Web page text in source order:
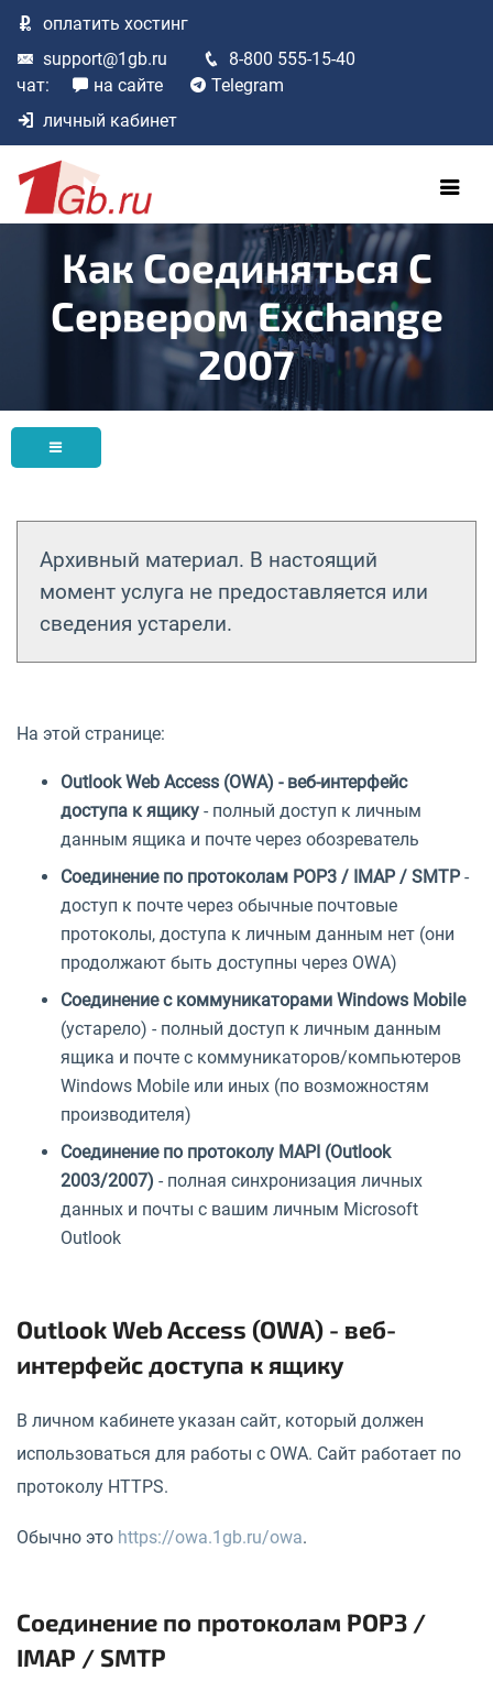
оплатить хостинг
support@1gb.ru
8-800 555-15-40
чат:
на сайте
Telegram
личный кабинет
Как Соединяться С
Сервером Exchange
2007
Архивный материал. В настоящий
момент услуга не предоставляется или
сведения устарели.
На этой странице:
Outlook Web Access (OWA) - веб-интерфейс
доступа к ящику - полный доступ к личным
данным ящика и почте через обозреватель
Соединение по протоколам POP3 / IMAP / SMTP-
доступ к почте через обычные почтовые
протоколы, доступа к личным данным нет (они
продолжают быть доступны через OWA)
Соединение с коммуникаторами Windows Mobile
(устарело) - полный доступ к личным данным
ящика и почте с коммуникаторов/компьютеров
Windows Mobile или иных (по возможностям
производителя)
Соединение по протоколу MAPI (Outlook
2003/2007) - полная синхронизация личных
данных и почты с вашим личным Microsoft
Outlook
Outlook Web Access (OWA) - веб-
интерфейс доступа к ящику
В личном кабинете указан сайт, который должен
использоваться для работы с OWA. Сайт работает по
протоколу HTTPS.
Обычно это https://owa.1gb.ru/owa.
Соединение по протоколам POP3 /
IMAP / SMTP